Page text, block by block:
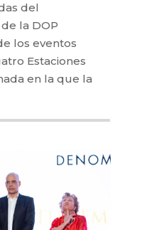
del
la DOP
los eventos
Estaciones
en la que la